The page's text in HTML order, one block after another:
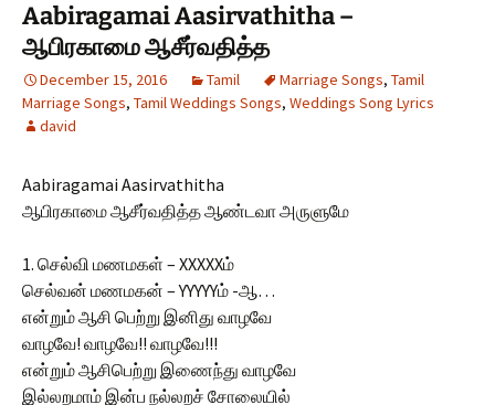
Aabiragamai Aasirvathitha –
ஆபிரகாமை ஆசீர்வதித்த
December 15, 2016 Tamil Marriage Songs, Tamil
Marriage Songs, Tamil Weddings Songs, Weddings Song Lyrics
david
Aabiragamai Aasirvathitha
ஆபிரகாமை ஆசீர்வதித்த ஆண்டவா அருளுமே
1. செல்வி மணமகள் – XXXXXம்
செல்வன் மணமகன் – YYYYYம் -ஆ…
என்றும் ஆசி பெற்று இனிது வாழவே
வாழவே! வாழவே!! வாழவே!!!
என்றும் ஆசிபெற்று இணைந்து வாழவே
இல்லறமாம் இன்ப நல்லறச் சோலையில்